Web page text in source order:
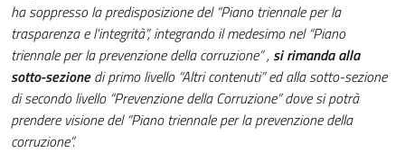
ha soppresso la predisposizione del “Piano triennale per la
trasparenza e l'integrità”, integrando il medesimo nel “Piano
triennale per la prevenzione della corruzione” ,si rimanda alla
sotto-sezionedi primo livello “Altri contenuti” ed alla sotto-sezione
di secondo livello “Prevenzione della Corruzione” dove si potrà
prendere visione del “Piano triennale per la prevenzione della
corruzione”.